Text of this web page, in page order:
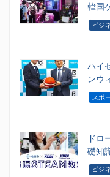
韓国
ビジ
ハイ
ンウ
スポ
ドロ
礎知
ビジ